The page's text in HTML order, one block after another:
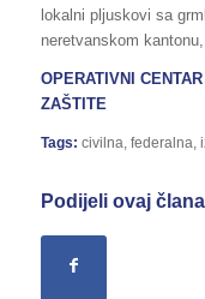
lokalni pljuskovi sa
neretvanskom
OPERATIVNI
ZAŠTITE
Tags: civilna federalna
Podijeli ovaj